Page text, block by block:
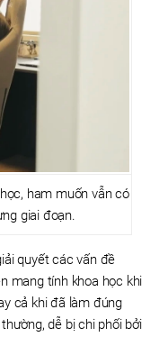
ham muốn vẫn có
giai đoạn.
quyết các vấn đề
mang tính khoa học khi
cả khi đã làm đúng
dễ bị chi phối bởi